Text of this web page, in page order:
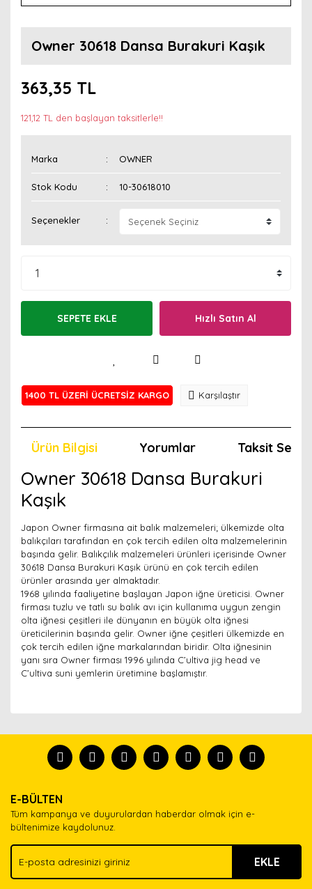
Owner 30618 Dansa Burakuri Kaşık
363,35 TL
121,12 TL den başlayan taksitlerle!!
Marka OWNER
Stok Kodu 10-30618010
Seçenekler
SEPETE EKLE Hızlı Satın Al
1400 TL ÜZERİ ÜCRETSİZ KARGO Karşılaştır
Ürün Bilgisi Yorumlar Taksit
Owner 30618 Dansa Burakuri
Kaşık
Japon Owner firmasına ait balık malzemeleri; ülkemizde olta
balıkçıları tarafından en çok tercih edilen olta malzemelerinin
başında gelir. Balıkçılık malzemeleri ürünleri içerisinde Owner
30618 Dansa Burakuri Kaşık ürünü en çok tercih edilen
ürünler arasında yer almaktadır.
1968 yılında faaliyetine başlayan Japon iğne üreticisi. Owner
firması tuzlu ve tatlı su balık avı için kullanıma uygun zengin
olta iğnesi çeşitleri ile dünyanın en büyük olta iğnesi
üreticilerinin başında gelir. Owner iğne çeşitleri ülkemizde en
çok tercih edilen iğne markalarından biridir. Olta iğnesinin
yanı sıra Owner firması 1996 yılında C’ultiva jig head ve
C’ultiva suni yemlerin üretimine başlamıştır.
tanısın.
formunu kullanarak tarafımıza iletebilirsiniz.
Görüş ve önerileriniz için teşekkür ederiz.
Ürün açıklamasında eksik bilgiler bulunuyor.
Ürün bilgilerinde hatalar bulunuyor.
Ürün fiyatı diğer sitelerden daha pahalı.
Bu ürüne benzer farklı alternatifler olmalı.
E-BÜLTEN
Tüm kampanya ve duyurulardan haberdar olmak için e-
bültenimize kaydolunuz.
EKLE